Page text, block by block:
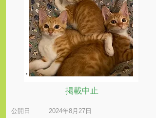
掲載中止
公開日
2024年8月27日